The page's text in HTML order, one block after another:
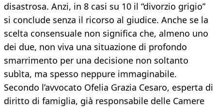
disastrosa. Anzi, in 8 casi su 10 il “divorzio grigio”
si conclude senza il ricorso al giudice. Anche se la
scelta consensuale non significa che, almeno uno
dei due, non viva una situazione di profondo
smarrimento per una decisione non soltanto
subìta, ma spesso neppure immaginabile.
Secondo l’avvocato Ofelia Grazia Cesaro, esperta di
diritto di famiglia, già responsabile delle Camere